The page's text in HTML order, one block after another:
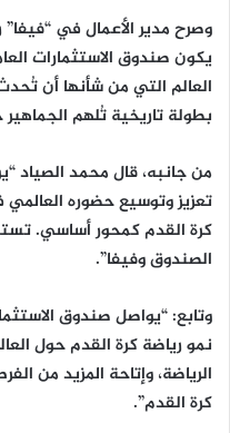
وصرح مدير الأعمال في
يكون صندوق الاستثمارات
العالم التي من شأنها أن
بطولة تاريخية تُلهم
من جانبه، قال محمد الصياد
تعزيز وتوسيع حضوره العالمي
كرة القدم كمحور أساسي.
الصندوق وفيفا”.
وتابع: “يواصل صندوق
نمو رياضة كرة القدم حول
الرياضة، وإتاحة المزيد من
كرة القدم”.